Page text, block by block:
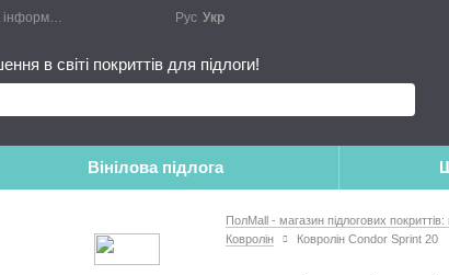
Публічний договір
Рус Укр
в світі покриттів для підлоги!
Вінілова підлога
ПолMall - магазин підлогових
Ковролін
Ковролін Condor Sprint 20